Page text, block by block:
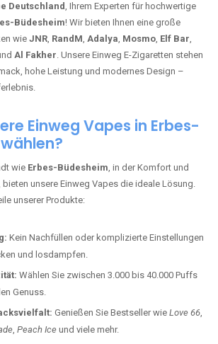
Deutschland, Ihrem Experten für hochwertige
Büdesheim! Wir bieten Ihnen eine große
wie JNR, RandM, Adalya, Mosmo, Elf Bar,
Al Fakher. Unsere Einweg E-Zigaretten stehen
hohe Leistung und modernes Design –
Einweg Vapes in Erbes-
wie Erbes-Büdesheim, in der Komfort und
unsere Einweg Vapes die ideale Lösung.
unserer Produkte:
Kein Nachfüllen oder komplizierte Einstellungen
und losdampfen.
Wählen Sie zwischen 3.000 bis 40.000 Puffs
Genuss.
Genießen Sie Bestseller wie Love 66,
, Peach Ice und viele mehr.